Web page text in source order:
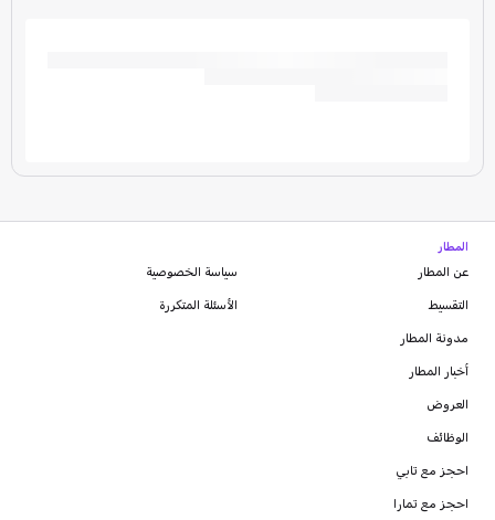
المطار
عن المطار
التقسيط
مدونة المطار
أخبار المطار
العروض
الوظائف
احجز مع تابي
احجز مع تمارا
سياسة الخصوصية
الأسئلة المتكررة